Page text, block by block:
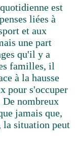
est
liées à
et aux
une part
qu'il y a
familles, il
à la hausse
pour s'occuper
nombreux
jamais que,
la situation peut